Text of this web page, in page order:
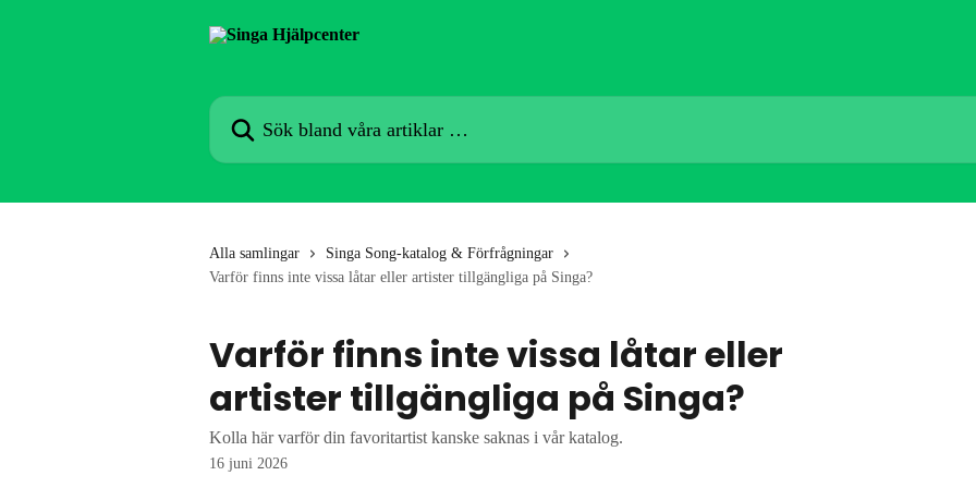
Sök bland våra artiklar …
Alla samlingar
Singa Song-katalog & Förfrågningar
Varför finns inte vissa låtar eller artister tillgängliga på Singa?
Varför finns inte vissa låtar eller
artister tillgängliga på Singa?
Kolla här varför din favoritartist kanske saknas i vår katalog.
16 juni 2026